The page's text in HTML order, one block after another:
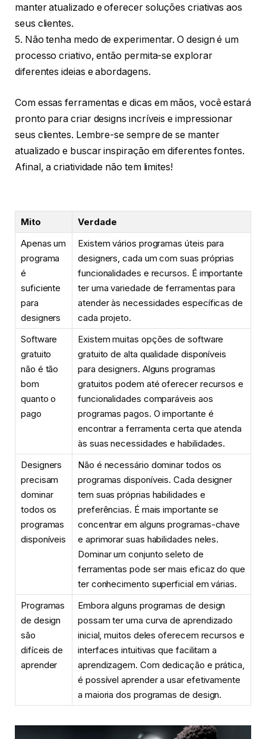
manter atualizado e oferecer soluções criativas aos
seus clientes.
5. Não tenha medo de experimentar. O design é um
processo criativo, então permita-se explorar
diferentes ideias e abordagens.
Com essas ferramentas e dicas em mãos, você estará
pronto para criar designs incríveis e impressionar
seus clientes. Lembre-se sempre de se manter
atualizado e buscar inspiração em diferentes fontes.
Afinal, a criatividade não tem limites!
Mito
Verdade
Apenas um
programa
é
suficiente
para
designers
Existem vários programas úteis para
designers, cada um com suas próprias
funcionalidades e recursos. É importante
ter uma variedade de ferramentas para
atender às necessidades específicas de
cada projeto.
Software
gratuito
não é tão
bom
quanto o
pago
Existem muitas opções de software
gratuito de alta qualidade disponíveis
para designers. Alguns programas
gratuitos podem até oferecer recursos e
funcionalidades comparáveis aos
programas pagos. O importante é
encontrar a ferramenta certa que atenda
às suas necessidades e habilidades.
Designers
precisam
dominar
todos os
programas
disponíveis
Não é necessário dominar todos os
programas disponíveis. Cada designer
tem suas próprias habilidades e
preferências. É mais importante se
concentrar em alguns programas-chave
e aprimorar suas habilidades neles.
Dominar um conjunto seleto de
ferramentas pode ser mais eficaz do que
ter conhecimento superficial em várias.
Programas
de design
são
difíceis de
aprender
Embora alguns programas de design
possam ter uma curva de aprendizado
inicial, muitos deles oferecem recursos e
interfaces intuitivas que facilitam a
aprendizagem. Com dedicação e prática,
é possível aprender a usar efetivamente
a maioria dos programas de design.